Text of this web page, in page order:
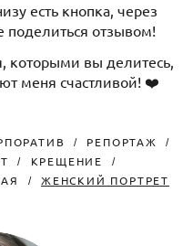
есть кнопка, через
отзывом!
которыми вы делитесь,
меня счастливой! ❤️
РЕПОРТАЖ
КРЕЩЕНИЕ
ЖЕНСКИЙ ПОРТРЕТ